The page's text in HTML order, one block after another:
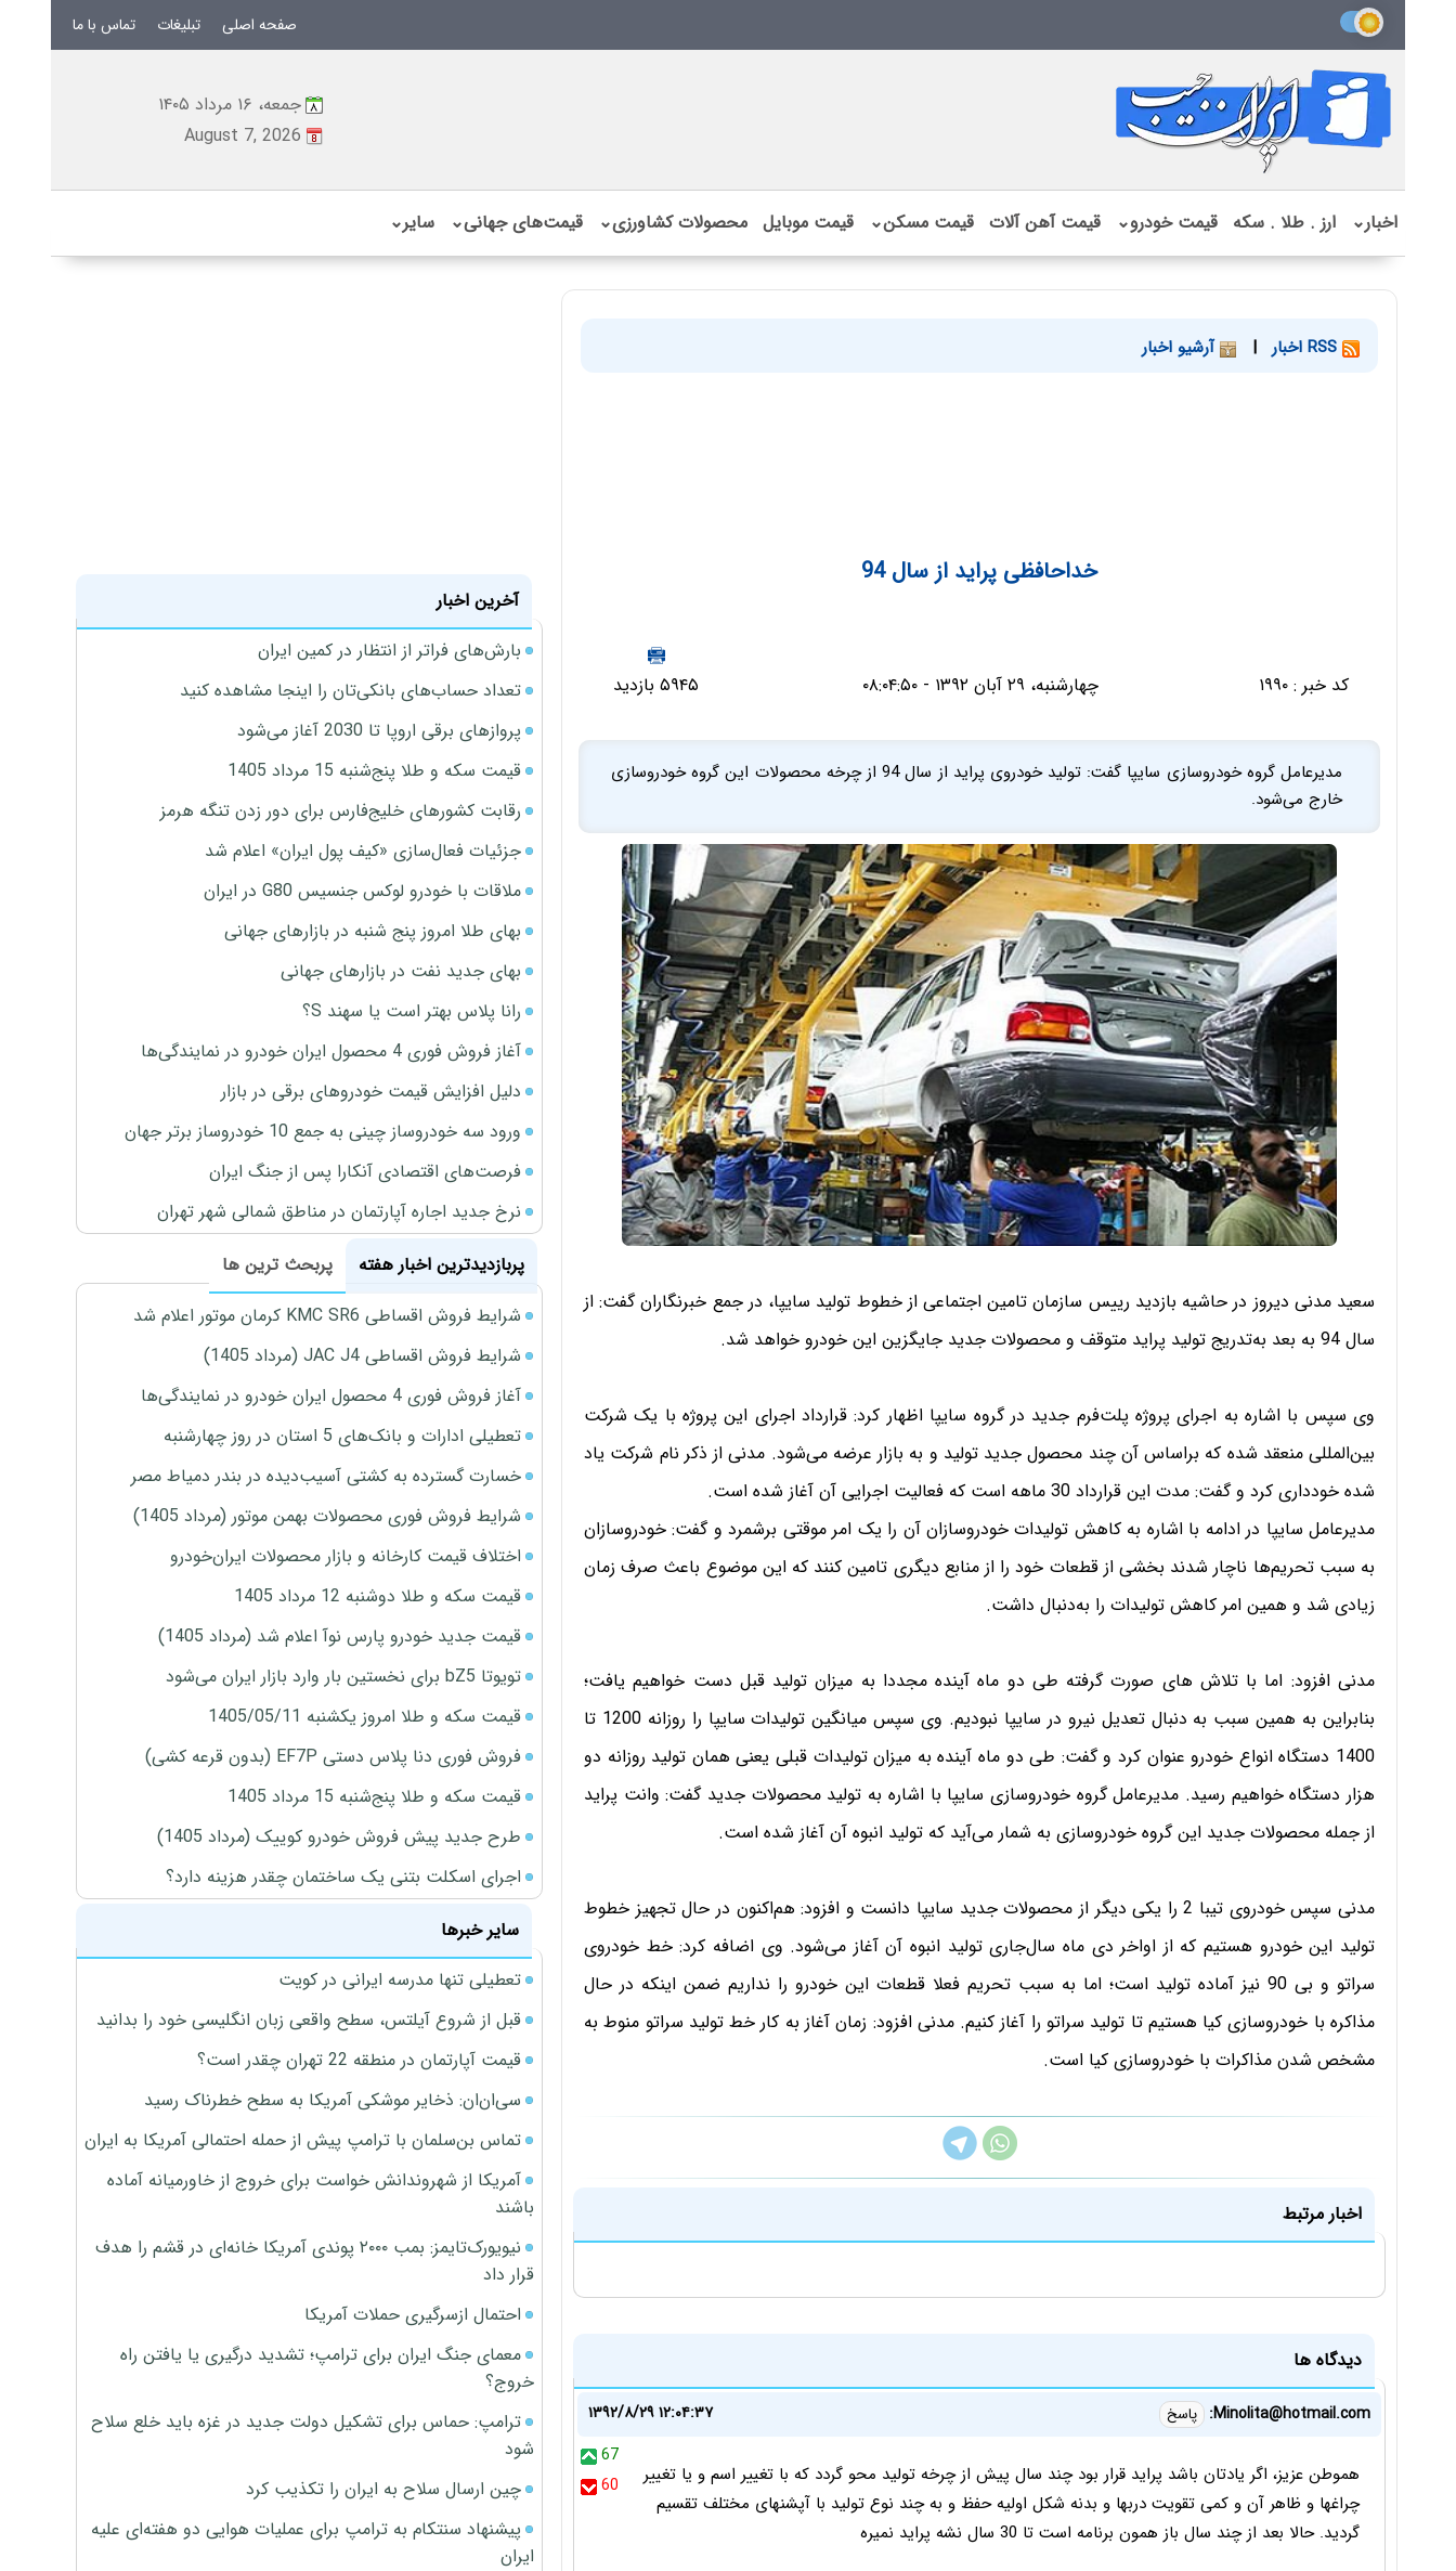
صفحه اصلی تبلیغات تماس با ما
جمعه، ۱۶ مرداد ۱۴۰۵
August 7, 2026
اخبار⌄ ارز . طلا . سکه قیمت خودرو⌄ قیمت آهن آلات قیمت مسکن⌄ قیمت موبایل محصولات کشاورزی⌄ قیمت‌های جهانی⌄ سایر⌄
| آرشیو اخبار
خداحافظی پراید از سال 94
کد خبر :۱۹۹۰ چهارشنبه، ۲۹ آبان ۱۳۹۲ - ۰۸:۰۴:۵۰ ۵۹۴۵ بازدید
مدیرعامل گروه خودروسازی سایپا گفت: تولید خودروی پراید از سال 94 از چرخه محصولات این گروه خودروسازی
خارج می‌شود.
سعید مدنی دیروز در حاشیه بازدید رییس سازمان تامین اجتماعی از خطوط تولید سایپا، در جمع خبرنگاران گفت: از
سال 94 به بعد به‌تدریج تولید پراید متوقف و محصولات جدید جایگزین این خودرو خواهد شد.
وی سپس با اشاره به اجرای پروژه پلت‌فرم جدید در گروه سایپا اظهار كرد: قرارداد اجرای این پروژه با یک شرکت
بین‌المللی منعقد شده که براساس آن چند محصول جدید تولید و به بازار عرضه می‌شود. مدنی از ذکر نام شرکت یاد
شده خودداری کرد و گفت: مدت این قرارداد 30 ماهه است که فعالیت اجرایی آن آغاز شده است.
مدیرعامل سایپا در ادامه با اشاره به کاهش تولیدات خودروسازان آن را یک امر موقتی برشمرد و گفت: خودروسازان
به سبب تحریم‌ها ناچار شدند بخشی از قطعات خود را از منابع دیگری تامین کنند که این موضوع باعث صرف زمان
زیادی شد و همین امر کاهش تولیدات را به‌دنبال داشت.
مدنی افزود: اما با تلاش های صورت گرفته طی دو ماه آینده مجددا به میزان تولید قبل دست خواهیم یافت؛
بنابراین به همین سبب به دنبال تعدیل نیرو در سایپا نبودیم. وی سپس میانگین تولیدات سایپا را روزانه 1200 تا
1400 دستگاه انواع خودرو عنوان کرد و گفت: طی دو ماه آینده به میزان تولیدات قبلی یعنی همان تولید روزانه دو
هزار دستگاه خواهیم رسید. مدیرعامل گروه خودروسازی سایپا با اشاره به تولید محصولات جدید گفت: وانت پراید
از جمله محصولات جدید این گروه خودروسازی به شمار می‌آید که تولید انبوه آن آغاز شده است.
مدنی سپس خودروی تیبا 2 را یکی دیگر از محصولات جدید سایپا دانست و افزود: هم‌اکنون در حال تجهیز خطوط
تولید این خودرو هستیم که از اواخر دی ماه سال‌جاری تولید انبوه آن آغاز می‌شود. وی اضافه کرد: خط خودروی
سراتو و بی 90 نیز آماده تولید است؛ اما به سبب تحریم فعلا قطعات این خودرو را نداریم ضمن اینکه در حال
مذاکره با خودروسازی کیا هستیم تا تولید سراتو را آغاز کنیم. مدنی افزود: زمان آغاز به کار خط تولید سراتو منوط به
مشخص شدن مذاکرات با خودروسازی کیا است.
اخبار مرتبط
دیدگاه ها
Minolita@hotmail.com: پاسخ
۱۳۹۲/۸/۲۹ ۱۲:۰۴:۳۷
67
60
هموطن عزیز، اگر یادتان باشد پراید قرار بود چند سال پیش از چرخه تولید محو گردد که با تغییر اسم و یا تغییر
چراغها و ظاهر آن و کمی تقویت دربها و بدنه شکل اولیه حفظ و به چند نوع تولید با آپشنهای مختلف تقسیم
گردید. حالا بعد از چند سال باز همون برنامه است تا 30 سال نشه پراید نمیره
آخرین اخبار
بارش‌های فراتر از انتظار در کمین ایران
تعداد حساب‌های بانکی‌تان را اینجا مشاهده کنید
پروازهای برقی اروپا تا 2030 آغاز می‌شود
قیمت سکه و طلا پنج‌شنبه 15 مرداد 1405
رقابت کشورهای خلیج‌فارس برای دور زدن تنگه هرمز
جزئیات فعال‌سازی «کیف پول ایران» اعلام شد
ملاقات با خودرو لوکس جنسیس G80 در ایران
بهای طلا امروز پنج شنبه در بازارهای جهانی
بهای جدید نفت در بازارهای جهانی
رانا پلاس بهتر است یا سهند S؟
آغاز فروش فوری 4 محصول ایران خودرو در نمایندگی‌ها
دلیل افزایش قیمت خودروهای برقی در بازار
ورود سه خودروساز چینی به جمع 10 خودروساز برتر جهان
فرصت‌های اقتصادی آنکارا پس از جنگ ایران
نرخ جدید اجاره آپارتمان در مناطق شمالی شهر تهران
پربازدیدترین اخبار هفته
پربحث ترین ها
شرایط فروش اقساطی KMC SR6 کرمان موتور اعلام شد
شرایط فروش اقساطی JAC J4 (مرداد 1405)
آغاز فروش فوری 4 محصول ایران خودرو در نمایندگی‌ها
تعطیلی ادارات و بانک‌های 5 استان در روز چهارشنبه
خسارت گسترده به کشتی آسیب‌دیده در بندر دمیاط مصر
شرایط فروش فوری محصولات بهمن موتور (مرداد 1405)
اختلاف قیمت کارخانه و بازار محصولات ایران‌خودرو
قیمت سکه و طلا دوشنبه 12 مرداد 1405
قیمت جدید خودرو پارس نوآ اعلام شد (مرداد 1405)
تویوتا bZ5 برای نخستین بار وارد بازار ایران می‌شود
قیمت سکه و طلا امروز یکشنبه 1405/05/11
فروش فوری دنا پلاس دستی EF7P (بدون قرعه کشی)
قیمت سکه و طلا پنج‌شنبه 15 مرداد 1405
طرح جدید پیش فروش خودرو کوییک (مرداد 1405)
اجرای اسکلت بتنی یک ساختمان چقدر هزینه دارد؟
سایر خبرها
تعطیلی تنها مدرسه ایرانی در کویت
قبل از شروع آیلتس، سطح واقعی زبان انگلیسی خود را بدانید
قیمت آپارتمان در منطقه 22 تهران چقدر است؟
سی‌ان‌ان: ذخایر موشکی آمریکا به سطح خطرناک رسید
تماس بن‌سلمان با ترامپ پیش از حمله احتمالی آمریکا به ایران
آمریکا از شهروندانش خواست برای خروج از خاورمیانه آماده
باشند
نیویورک‌تایمز: بمب ۲۰۰۰ پوندی آمریکا خانه‌ای در قشم را هدف
قرار داد
احتمال ازسرگیری حملات آمریکا
معمای جنگ ایران برای ترامپ؛ تشدید درگیری یا یافتن راه
خروج؟
ترامپ: حماس برای تشکیل دولت جدید در غزه باید خلع سلاح
شود
چین ارسال سلاح به ایران را تکذیب کرد
پیشنهاد سنتکام به ترامپ برای عملیات هوایی دو هفته‌ای علیه
ایران